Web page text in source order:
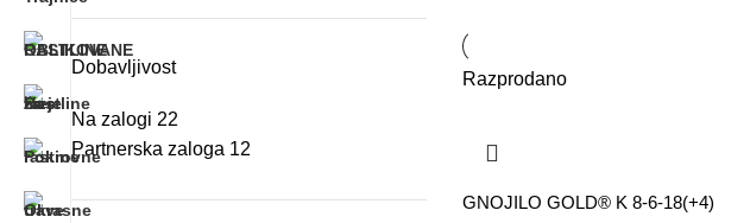
Dobavljivost
Na zalogi 22
Partnerska zaloga 12
Razprodano
GNOJILO GOLD® K 8-6-18(+4)